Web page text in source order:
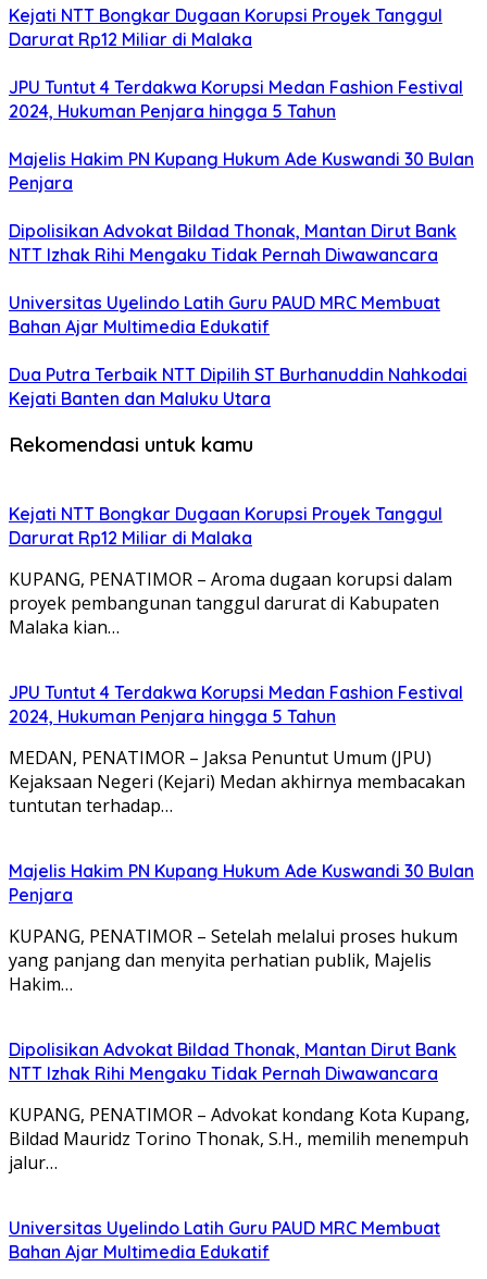
Kejati NTT Bongkar Dugaan Korupsi Proyek Tanggul
Darurat Rp12 Miliar di Malaka
JPU Tuntut 4 Terdakwa Korupsi Medan Fashion Festival
2024, Hukuman Penjara hingga 5 Tahun
Majelis Hakim PN Kupang Hukum Ade Kuswandi 30 Bulan
Penjara
Dipolisikan Advokat Bildad Thonak, Mantan Dirut Bank
NTT Izhak Rihi Mengaku Tidak Pernah Diwawancara
Universitas Uyelindo Latih Guru PAUD MRC Membuat
Bahan Ajar Multimedia Edukatif
Dua Putra Terbaik NTT Dipilih ST Burhanuddin Nahkodai
Kejati Banten dan Maluku Utara
Rekomendasi untuk kamu
Kejati NTT Bongkar Dugaan Korupsi Proyek Tanggul
Darurat Rp12 Miliar di Malaka
KUPANG, PENATIMOR – Aroma dugaan korupsi dalam
proyek pembangunan tanggul darurat di Kabupaten
Malaka kian…
JPU Tuntut 4 Terdakwa Korupsi Medan Fashion Festival
2024, Hukuman Penjara hingga 5 Tahun
MEDAN, PENATIMOR – Jaksa Penuntut Umum (JPU)
Kejaksaan Negeri (Kejari) Medan akhirnya membacakan
tuntutan terhadap…
Majelis Hakim PN Kupang Hukum Ade Kuswandi 30 Bulan
Penjara
KUPANG, PENATIMOR – Setelah melalui proses hukum
yang panjang dan menyita perhatian publik, Majelis
Hakim…
Dipolisikan Advokat Bildad Thonak, Mantan Dirut Bank
NTT Izhak Rihi Mengaku Tidak Pernah Diwawancara
KUPANG, PENATIMOR – Advokat kondang Kota Kupang,
Bildad Mauridz Torino Thonak, S.H., memilih menempuh
jalur…
Universitas Uyelindo Latih Guru PAUD MRC Membuat
Bahan Ajar Multimedia Edukatif